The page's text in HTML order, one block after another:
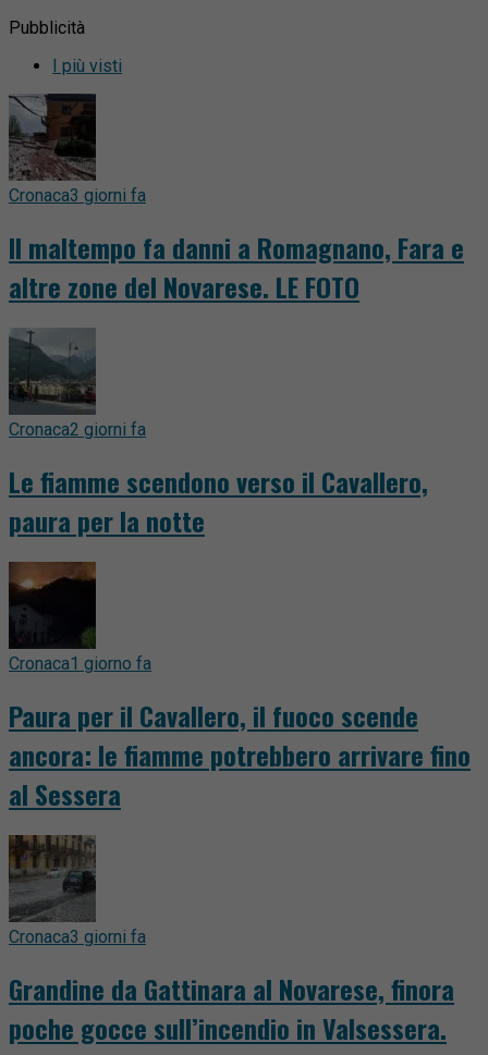
Pubblicità
I più visti
Cronaca3 giorni fa
Il maltempo fa danni a Romagnano, Fara e
altre zone del Novarese. LE FOTO
Cronaca2 giorni fa
Le fiamme scendono verso il Cavallero,
paura per la notte
Cronaca1 giorno fa
Paura per il Cavallero, il fuoco scende
ancora: le fiamme potrebbero arrivare fino
al Sessera
Cronaca3 giorni fa
Grandine da Gattinara al Novarese, finora
poche gocce sull’incendio in Valsessera.